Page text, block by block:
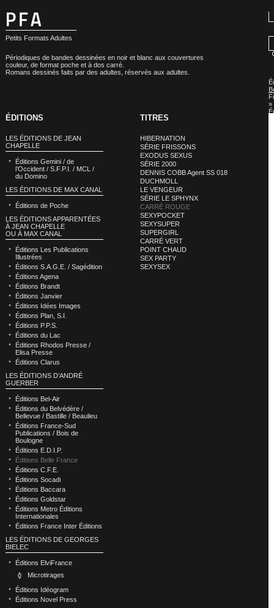
Petits Formats Adultes
Périodiques de bandes dessinées en noir et blanc aux couvertures
couleur, de format poche et à dos carré.
Romans dessinés faits par des adultes, réservés aux adultes.
»
ÉDITIONS
LES ÉDITIONS DE JEAN
CHAPELLE
Éditions Gemini / de
l’Occident / S.F.P.I. / MCL /
du Domino
LES ÉDITIONS DE MAX CANAL
Éditions de Poche
LES ÉDITIONS APPARENTÉES
À JEAN CHAPELLE
OU À MAX CANAL
Éditions Les Publications
Illustrées
Éditions S.A.G.E. / Sagédition
Éditions Agena
Éditions Brandt
Éditions Janvier
Éditions Idées Images
Éditions Plan, S.I.
Éditions P.P.S.
Éditions du Lac
Éditions Rhodos Presse /
Elisa Presse
Éditions Clarus
LES ÉDITIONS D’ANDRÉ
GUERBER
Éditions Bel-Air
Éditions du Belvédère /
Bellevue / Bastille / Beaulieu
Éditions France-Sud
Publications / Bois de
Boulogne
Éditions E.D.I.P.
Éditions Belle France
Éditions C.F.E.
Éditions Socadi
Éditions Baccara
Éditions Goldstar
Éditions Metro Éditions
Internationales
Éditions France Inter Éditions
LES ÉDITIONS DE GEORGES
BIELEC
Éditions ElviFrance
Microtirages
Éditions Idéogram
Éditions Novel Press
TITRES
HIBERNATION
SÉRIE FRISSONS
EXODUS SEXUS
SÉRIE 2000
DENNIS COBB Agent SS 018
DUCHMOLL
LE VENGEUR
SÉRIE LE SPHYNX
CARRÉ ROUGE
SEXYPOCKET
SEXYSUPER
SUPERGIRL
CARRÉ VERT
POINT CHAUD
SEX PARTY
SEXYSEX